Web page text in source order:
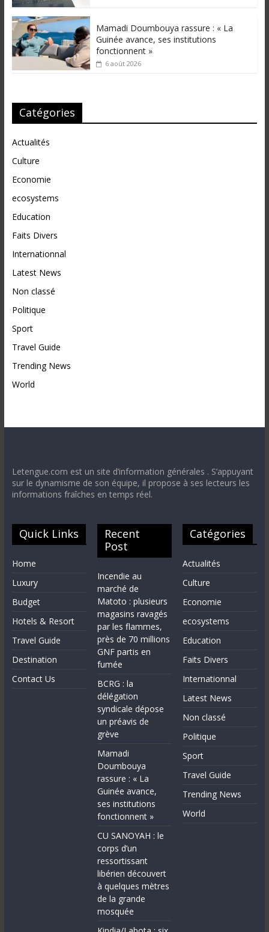
Mamadi Doumbouya rassure : « La
Guinée avance, ses institutions
fonctionnent »
6 août 2026
Catégories
Actualités
Culture
Economie
ecosystems
Education
Faits Divers
Internationnal
Latest News
Non classé
Politique
Sport
Travel Guide
Trending News
World
Letengue.com est un site d’information générales . S’appuyant
sur le dynamisme de son équipe, il propose à ses lecteurs les
informations fraîches en temps réel.
Quick Links
Home
Luxury
Budget
Hotels & Resort
Travel Guide
Destination
Contact Us
Recent
Post
Incendie au
marché de
Matoto : plusieurs
magasins ravagés
par les flammes,
près de 70 millions
GNF partis en
fumée
BCRG : la
délégation
syndicale dépose
un préavis de
grève
Mamadi
Doumbouya
rassure : « La
Guinée avance,
ses institutions
fonctionnent »
CU SANOYAH : le
corps d’un
ressortissant
libérien découvert
à quelques mètres
de la grande
mosquée
Catégories
Actualités
Culture
Economie
ecosystems
Education
Faits Divers
Internationnal
Latest News
Non classé
Politique
Sport
Travel Guide
Trending News
World